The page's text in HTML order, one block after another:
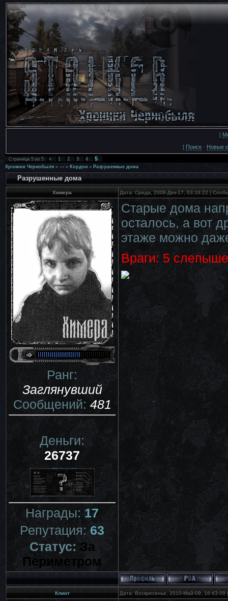
[
[ Поиск · Новые
Страница5из5 « 1 2 3 4 5
Хроники Чернобыля » --- » Кордон » Разрушенные дома
Разрушенные дома
Химера Дата: Среда, 2008-Дек-17, 03:16:22 |
Ранг:
Заглянувший
Сообщений:481
Деньги:
26737
Награды:17
Репутация:63
Статус:За
Периметром
Старые дома
осталось, а вот
этаже можно
Враги: 5
Клинт Дата: Воскресенье, 2010-Май-09,